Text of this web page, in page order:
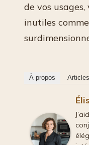
de vos
inutiles
À propos